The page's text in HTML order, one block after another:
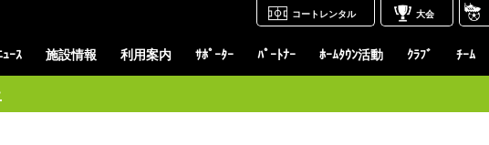
コートレンタル 大会
ｭｰｽ 施設情報 利用案内 ｻﾎﾟｰﾀｰ ﾊﾟｰﾄﾅｰ ﾎｰﾑﾀｳﾝ活動 ｸﾗﾌﾞ ﾁｰﾑ